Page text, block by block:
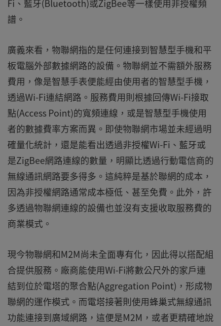
Fi、藍牙(Bluetooth)或ZigBee等一樣使用非授權頻
譜。
廣義來看，物聯網指的是任何連接到智慧型手機和平
板電腦外部數據網路的設備。物聯網並不需額外服務
費用，像是智慧手表便能經由使用者的智慧型手機，
透過Wi-Fi連結網路。服務費用則根據回傳Wi-Fi接取
點(Access Point)的寬頻連線，或是智慧型手機使用
者的數據費率方案而異。即使物聯網市場並未經過明
確量化統計，還是能看出透過非授權Wi-Fi、藍牙或
是ZigBee網路連線的數量，明顯比透過行動電信商的
無線通訊網路要多得多。這純粹是基於聯網的成本，
因為非授權網路通常成本極低、甚至免費。此外，許
多透過物聯網連線的設備也並沒有支援收取服務費的
商業模式。
現今物聯網和M2M尚未全面專有化，因此得以搭配組
合提供服務。廠商能使用Wi-Fi將數公尺外的家戶連
結到位於電塔的聚合點(Aggregation Point)，形成物
聯網的運作模式。而電塔接著則使用蜂巢式無線通訊
功能連接到廣域網路，這便是M2M，或者更精確地說